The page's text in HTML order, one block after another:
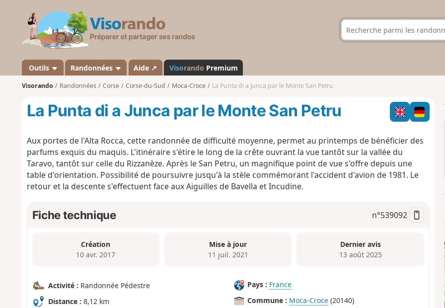
s
a
n
d
Outils Randonnées Aide ↗ Visorando Premium
Visorando Randonnées Corse Corse-du-Sud Moca-Croce La Punta di a Junca par le Monte San Petru
La Punta di a Junca par le Monte San Petru
Aux portes de l'Alta Rocca, cette randonnée de difficulté moyenne, permet au printemps de bénéficier des
parfums exquis du maquis. L'itinéraire s'étire le long de la crête ouvrant la vue tantôt sur la vallée du
Taravo, tantôt sur celle du Rizzanèze. Après le San Petru, un magnifique point de vue s'offre depuis une
table d'orientation. Possibilité de poursuivre jusqu'à la stèle commémorant l'accident d'avion de 1981. Le
retour et la descente s'effectuent face aux Aiguilles de Bavella et Incudine.
Fiche technique n°539092
Création
10 avr. 2017
Mise à jour
11 juil. 2021
Dernier avis
13 août 2025
Activité : Randonnée Pédestre
Distance : 8,12 km
Pays : France
Commune : Moca-Croce (20140)